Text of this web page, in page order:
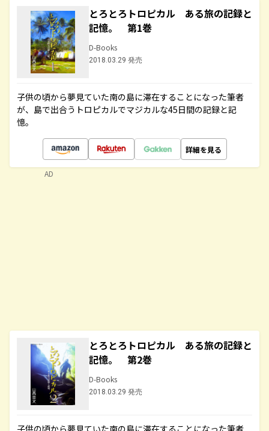
とろとろトロピカル ある旅の記録と
記憶。 第1巻
D-Books
2018.03.29 発売
子供の頃から夢見ていた南の島に滞在することになった筆者
が、島で出合うトロピカルでマジカルな45日間の記録と記
憶。
詳細を見る
とろとろトロピカル ある旅の記録と
記憶。 第2巻
D-Books
2018.03.29 発売
子供の頃から夢見ていた南の島に滞在することになった筆者
AD